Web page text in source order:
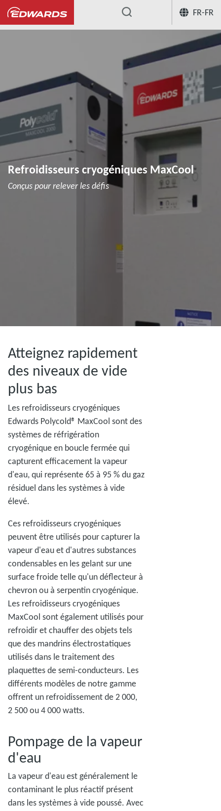
FR-FR
... Refroidisseurs cryogéniques
Refroidisseurs cryogéniques MaxCool
Conçus pour relever les défis
Atteignez rapidement
des niveaux de vide
plus bas
Les refroidisseurs cryogéniques
Edwards Polycold® MaxCool sont des
systèmes de réfrigération
cryogénique en boucle fermée qui
capturent efficacement la vapeur
d'eau, qui représente 65 à 95 % du gaz
résiduel dans les systèmes à vide
élevé.
Ces refroidisseurs cryogéniques
peuvent être utilisés pour capturer la
vapeur d'eau et d'autres substances
condensables en les gelant sur une
surface froide telle qu'un déflecteur à
chevron ou à serpentin cryogénique.
Les refroidisseurs cryogéniques
MaxCool sont également utilisés pour
refroidir et chauffer des objets tels
que des mandrins électrostatiques
utilisés dans le traitement des
plaquettes de semi-conducteurs. Les
différents modèles de notre gamme
offrent un refroidissement de 2 000,
2 500 ou 4 000 watts.
Pompage de la vapeur
d'eau
La vapeur d'eau est généralement le
contaminant le plus réactif présent
dans les systèmes à vide poussé. Avec